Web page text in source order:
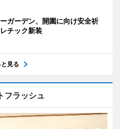
ガーデン、開園に向け安全祈
チック新装
と見る
フラッシュ